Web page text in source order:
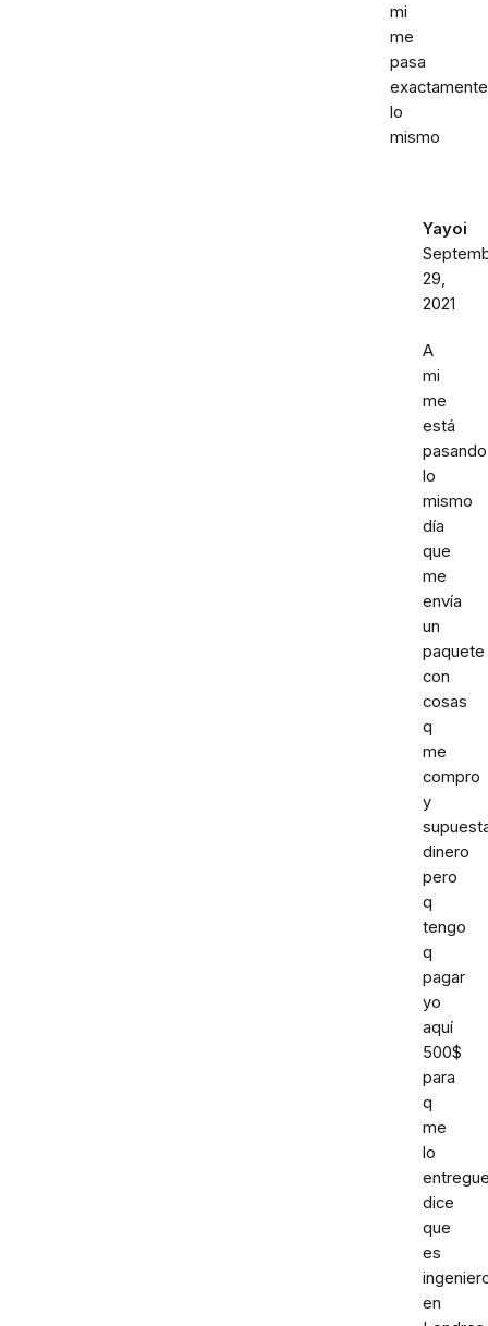
mi
me
pasa
exactamente
lo
mismo
Yayoi
29,
2021
A
mi
me
está
pasando
lo
mismo
día
que
me
envía
un
paquete
con
cosas
q
me
compro
y
dinero
pero
q
tengo
q
pagar
yo
aquí
500$
para
q
me
lo
dice
que
es
en